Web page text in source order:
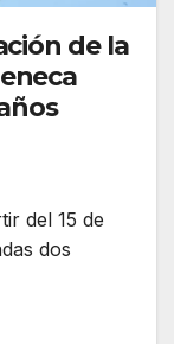
de la
del 15 de
dos